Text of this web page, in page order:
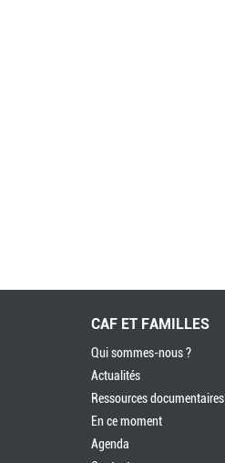
CAF ET FAMILLES
Qui sommes-nous ?
Actualités
Ressources documentaires
En ce moment
Agenda